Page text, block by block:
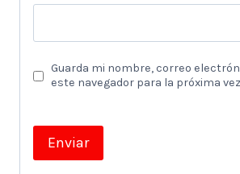
Guarda mi nombre, correo
este navegador para la próxima